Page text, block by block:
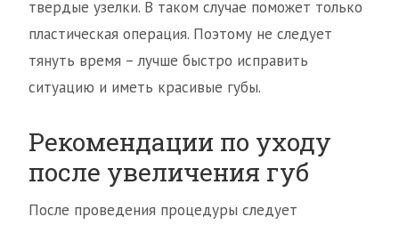
твердые узелки. В таком случае поможет только
пластическая операция. Поэтому не следует
тянуть время – лучше быстро исправить
ситуацию и иметь красивые губы.
Рекомендации по уходу
после увеличения губ
После проведения процедуры следует